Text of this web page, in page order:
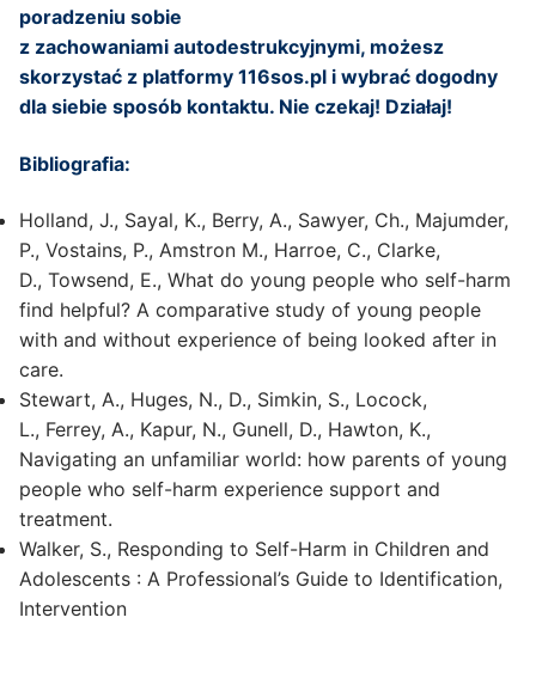
poradzeniu sobie
z zachowaniami autodestrukcyjnymi, możesz
skorzystać z platformy 116sos.pl i wybrać dogodny
dla siebie sposób kontaktu. Nie czekaj! Działaj!
Bibliografia:
Holland, J., Sayal, K., Berry, A., Sawyer, Ch., Majumder,
P., Vostains, P., Amstron M., Harroe, C., Clarke,
D., Towsend, E., What do young people who self-harm
find helpful? A comparative study of young people
with and without experience of being looked after in
care.
Stewart, A., Huges, N., D., Simkin, S., Locock,
L., Ferrey, A., Kapur, N., Gunell, D., Hawton, K.,
Navigating an unfamiliar world: how parents of young
people who self-harm experience support and
treatment.
Walker, S., Responding to Self-Harm in Children and
Adolescents : A Professional’s Guide to Identification,
Intervention